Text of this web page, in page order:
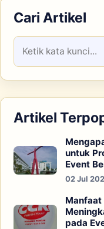
Cari Artikel
Artikel
untuk
Event
02 Jul
Manfaat
pada